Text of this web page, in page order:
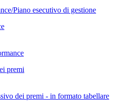
Piano esecutivo di gestione
premi
dei premi - in formato tabellare